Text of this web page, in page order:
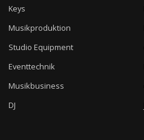
Keys
Musikproduktion
Studio Equipment
Eventtechnik
Musikbusiness
DJ